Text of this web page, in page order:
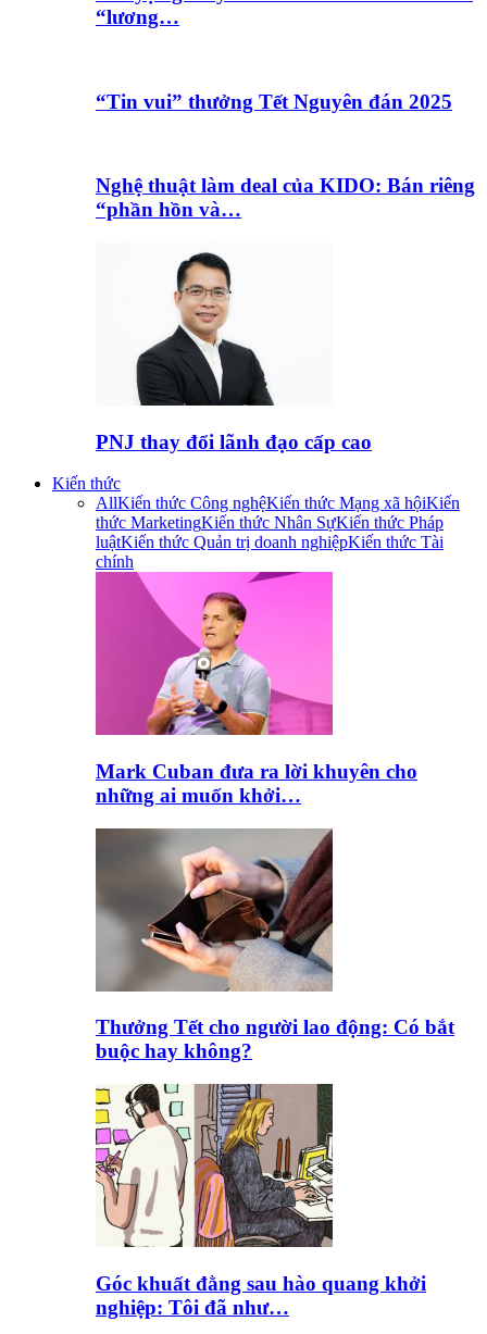
“lương…
“Tin vui” thưởng Tết Nguyên đán 2025
Nghệ thuật làm deal của KIDO: Bán riêng
“phần hồn và…
PNJ thay đổi lãnh đạo cấp cao
Kiến thức
AllKiến thức Công nghệKiến thức Mạng xã hộiKiến
thức MarketingKiến thức Nhân SựKiến thức Pháp
luậtKiến thức Quản trị doanh nghiệpKiến thức Tài
chính
Mark Cuban đưa ra lời khuyên cho
những ai muốn khởi…
Thưởng Tết cho người lao động: Có bắt
buộc hay không?
Góc khuất đằng sau hào quang khởi
nghiệp: Tôi đã như…